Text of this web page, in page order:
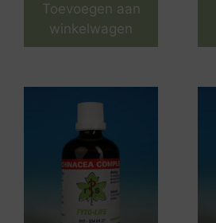
Toevoegen aan
winkelwagen